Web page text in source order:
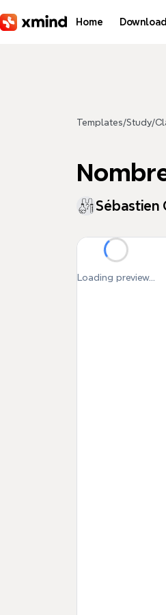
Home Download
Templates/Study/
Sébastien
Loading preview...